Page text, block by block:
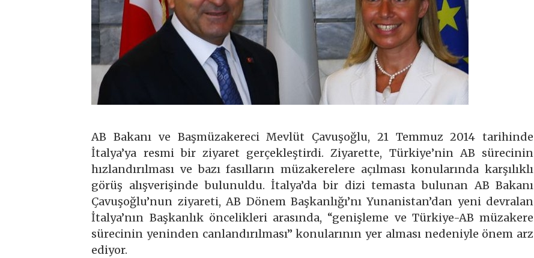
AB Bakanı ve Başmüzakereci Mevlüt Çavuşoğlu, 21 Temmuz 2014 tarihinde
İtalya’ya resmi bir ziyaret gerçekleştirdi. Ziyarette, Türkiye’nin AB sürecinin
hızlandırılması ve bazı fasılların müzakerelere açılması konularında karşılıklı
görüş alışverişinde bulunuldu. İtalya’da bir dizi temasta bulunan AB Bakanı
Çavuşoğlu’nun ziyareti, AB Dönem Başkanlığı’nı Yunanistan’dan yeni devralan
İtalya’nın Başkanlık öncelikleri arasında, “genişleme ve Türkiye-AB müzakere
sürecinin yeninden canlandırılması” konularının yer alması nedeniyle önem arz
ediyor.